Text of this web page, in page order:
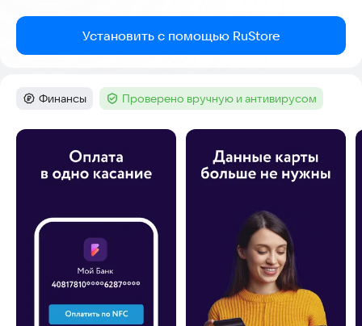
Установить с помощью RuStore
Категория:
Финансы Тег :Проверено вручную и антивирусом
Скриншоты